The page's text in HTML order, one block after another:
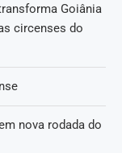
Goiânia
circenses do
nova rodada do